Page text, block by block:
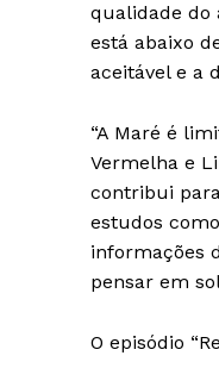
qualidade do
está abaixo
aceitável e a
“A Maré é
Vermelha e
contribui
estudos
informações
pensar em
O episódio